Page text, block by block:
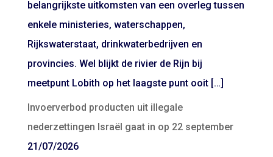
belangrijkste uitkomsten van een overleg tussen
enkele ministeries, waterschappen,
Rijkswaterstaat, drinkwaterbedrijven en
provincies. Wel blijkt de rivier de Rijn bij
meetpunt Lobith op het laagste punt ooit […]
Invoerverbod producten uit illegale
nederzettingen Israël gaat in op 22 september
21/07/2026